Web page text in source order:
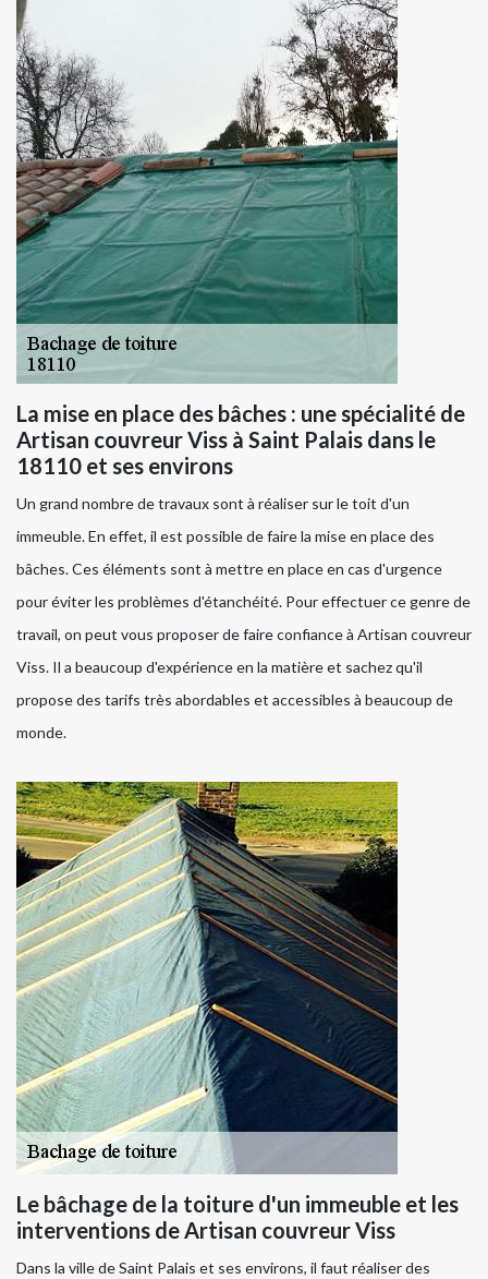
La mise en place des bâches : une spécialité de
Artisan couvreur Viss à Saint Palais dans le
18110 et ses environs
Un grand nombre de travaux sont à réaliser sur le toit d'un
immeuble. En effet, il est possible de faire la mise en place des
bâches. Ces éléments sont à mettre en place en cas d'urgence
pour éviter les problèmes d'étanchéité. Pour effectuer ce genre de
travail, on peut vous proposer de faire confiance à Artisan couvreur
Viss. Il a beaucoup d'expérience en la matière et sachez qu'il
propose des tarifs très abordables et accessibles à beaucoup de
monde.
Le bâchage de la toiture d'un immeuble et les
interventions de Artisan couvreur Viss
Dans la ville de Saint Palais et ses environs, il faut réaliser des